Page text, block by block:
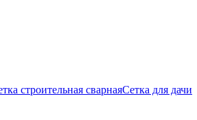
строительная сварнаяСетка для дачи